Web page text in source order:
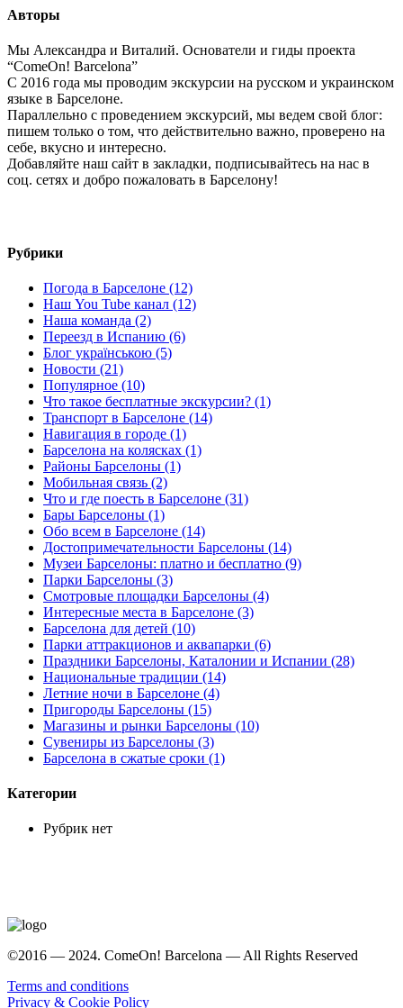
Авторы
Мы Александра и Виталий. Основатели и гиды проекта
“ComeOn! Barcelona”
С 2016 года мы проводим экскурсии на русском и украинском
языке в Барселоне.
Параллельно с проведением экскурсий, мы ведем свой блог:
пишем только о том, что действительно важно, проверено на
себе, вкусно и интересно.
Добавляйте наш сайт в закладки, подписывайтесь на нас в
соц. сетях и добро пожаловать в Барселону!
Рубрики
Погода в Барселоне (12)
Наш You Tube канал (12)
Наша команда (2)
Переезд в Испанию (6)
Блог українською (5)
Новости (21)
Популярное (10)
Что такое бесплатные экскурсии? (1)
Транспорт в Барселоне (14)
Навигация в городе (1)
Барселона на колясках (1)
Районы Барселоны (1)
Мобильная связь (2)
Что и где поесть в Барселоне (31)
Бары Барселоны (1)
Обо всем в Барселоне (14)
Достопримечательности Барселоны (14)
Музеи Барселоны: платно и бесплатно (9)
Парки Барселоны (3)
Смотровые площадки Барселоны (4)
Интересные места в Барселоне (3)
Барселона для детей (10)
Парки аттракционов и аквапарки (6)
Праздники Барселоны, Каталонии и Испании (28)
Национальные традиции (14)
Летние ночи в Барселоне (4)
Пригороды Барселоны (15)
Магазины и рынки Барселоны (10)
Сувениры из Барселоны (3)
Барселона в сжатые сроки (1)
Категории
Рубрик нет
©2016 — 2024. ComeOn! Barcelona — All Rights Reserved
Terms and conditions
Privacy & Cookie Policy